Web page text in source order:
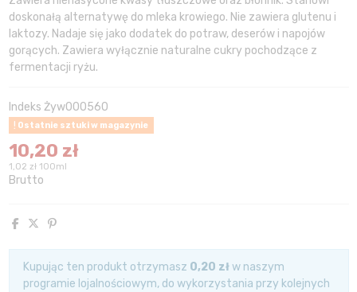
doskonałą alternatywę do mleka krowiego. Nie zawiera glutenu i
laktozy. Nadaje się jako dodatek do potraw, deserów i napojów
gorących. Zawiera wyłącznie naturalne cukry pochodzące z
fermentacji ryżu.
Indeks Żyw000560
Ostatnie sztuki w magazynie
10,20 zł
1,02 zł 100ml
Brutto
Kupując ten produkt otrzymasz 0,20 złw naszym
programie lojalnościowym, do wykorzystania przy kolejnych